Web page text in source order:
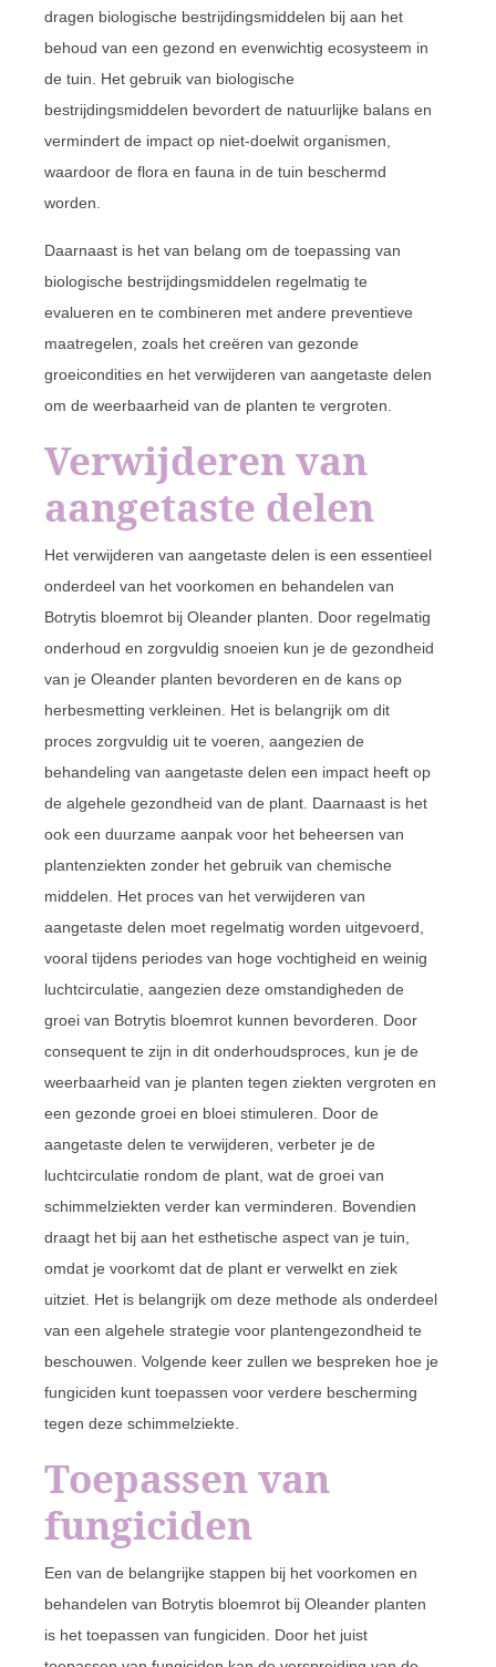
dragen biologische bestrijdingsmiddelen bij aan het
behoud van een gezond en evenwichtig ecosysteem in
de tuin. Het gebruik van biologische
bestrijdingsmiddelen bevordert de natuurlijke balans en
vermindert de impact op niet-doelwit organismen,
waardoor de flora en fauna in de tuin beschermd
worden.
Daarnaast is het van belang om de toepassing van
biologische bestrijdingsmiddelen regelmatig te
evalueren en te combineren met andere preventieve
maatregelen, zoals het creëren van gezonde
groeicondities en het verwijderen van aangetaste delen
om de weerbaarheid van de planten te vergroten.
Verwijderen van
aangetaste delen
Het verwijderen van aangetaste delen is een essentieel
onderdeel van het voorkomen en behandelen van
Botrytis bloemrot bij Oleander planten. Door regelmatig
onderhoud en zorgvuldig snoeien kun je de gezondheid
van je Oleander planten bevorderen en de kans op
herbesmetting verkleinen. Het is belangrijk om dit
proces zorgvuldig uit te voeren, aangezien de
behandeling van aangetaste delen een impact heeft op
de algehele gezondheid van de plant. Daarnaast is het
ook een duurzame aanpak voor het beheersen van
plantenziekten zonder het gebruik van chemische
middelen. Het proces van het verwijderen van
aangetaste delen moet regelmatig worden uitgevoerd,
vooral tijdens periodes van hoge vochtigheid en weinig
luchtcirculatie, aangezien deze omstandigheden de
groei van Botrytis bloemrot kunnen bevorderen. Door
consequent te zijn in dit onderhoudsproces, kun je de
weerbaarheid van je planten tegen ziekten vergroten en
een gezonde groei en bloei stimuleren. Door de
aangetaste delen te verwijderen, verbeter je de
luchtcirculatie rondom de plant, wat de groei van
schimmelziekten verder kan verminderen. Bovendien
draagt het bij aan het esthetische aspect van je tuin,
omdat je voorkomt dat de plant er verwelkt en ziek
uitziet. Het is belangrijk om deze methode als onderdeel
van een algehele strategie voor plantengezondheid te
beschouwen. Volgende keer zullen we bespreken hoe je
fungiciden kunt toepassen voor verdere bescherming
tegen deze schimmelziekte.
Toepassen van
fungiciden
Een van de belangrijke stappen bij het voorkomen en
behandelen van Botrytis bloemrot bij Oleander planten
is het toepassen van fungiciden. Door het juist